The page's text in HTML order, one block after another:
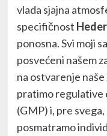
vlada sjajna
specifičnost
ponosna. Svi moji
posvećeni našem
na ostvarenje
pratimo regulative
(GMP) i, pre
posmatramo